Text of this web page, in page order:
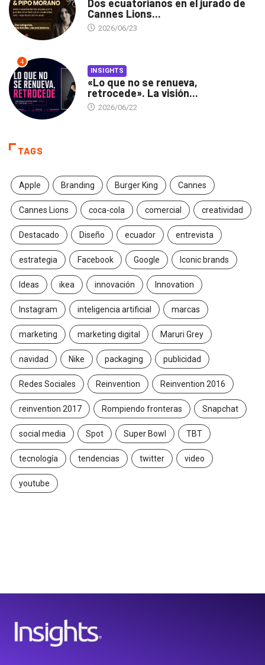
Dos ecuatorianos en el jurado de
Cannes Lions...
2026/06/23
4
INSIGHTS
«Lo que no se renueva,
retrocede». La visión...
2026/06/22
TAGS
Apple Branding Burger King Cannes
Cannes Lions coca-cola comercial creatividad
Destacado Diseño ecuador entrevista
estrategia Facebook Google Iconic brands
Ideas ikea innovación Innovation
Instagram inteligencia artificial marcas
marketing marketing digital Maruri Grey
navidad Nike packaging publicidad
Redes Sociales Reinvention Reinvention 2016
reinvention 2017 Rompiendo fronteras Snapchat
social media Spot Super Bowl TBT
tecnología tendencias twitter video
youtube